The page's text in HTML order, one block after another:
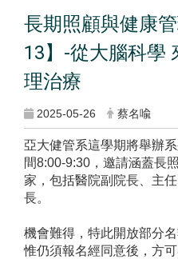
長期照顧與健康
13】-從大腦科學
理治療
2025-05-26 蔡名喩
亞大健管系這學期將舉辦
間8:00-9:30，邀請涵蓋長
家，包括醫院副院長、主
長。
機會難得，特此開放部分
惟仍須報名經同意後，方